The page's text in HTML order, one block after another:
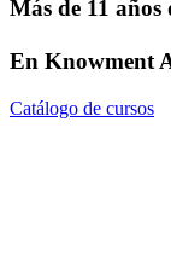
Más de 11
En Knowment
Catálogo de cursos